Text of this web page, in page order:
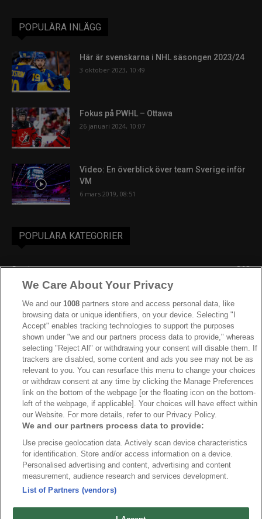
POPULÄRA INLÄGG
Här är svenskarna i NHL säsongen 2023/24
3 oktober 2023, 10:49
Fokus på PWHL – Ottawa
26 januari 2024, 10:07
Video: En överblick över team Sverige inför
VM
6 mars 2019, 08:51
POPULÄRA KATEGORIER
Sverige
863
Ishockey-VM
IIHF
JVM
Kanada
205
Dam VM
187
Finland
181
Video
179
Ishockey-OS
175
Om oss Redaktionen Kontakta oss Cookies Integritetspolicy
© 2026 VMishockey.se | Alla rättigheter är reserverade.
We Care About Your Privacy
We and our1008 partners store and access personal data, like
browsing data or unique identifiers, on your device. Selecting "I
Accept" enables tracking technologies to support the purposes
shown under "we and our partners process data to provide," whereas
selecting "Reject All" or withdrawing your consent will disable them. If
trackers are disabled, some content and ads you see may not be as
relevant to you. You can resurface this menu to change your choices
or withdraw consent at any time by clicking the Manage Preferences
link on the bottom of the webpage [or the floating icon on the bottom-
left of the webpage, if applicable]. Your choices will have effect within
our Website. For more details, refer to our Privacy Policy.
We and our partners process data to provide:
Use precise geolocation data. Actively scan device characteristics
for identification. Store and/or access information on a device.
Personalised advertising and content, advertising and content
measurement, audience research and services development.
List of Partners (vendors)